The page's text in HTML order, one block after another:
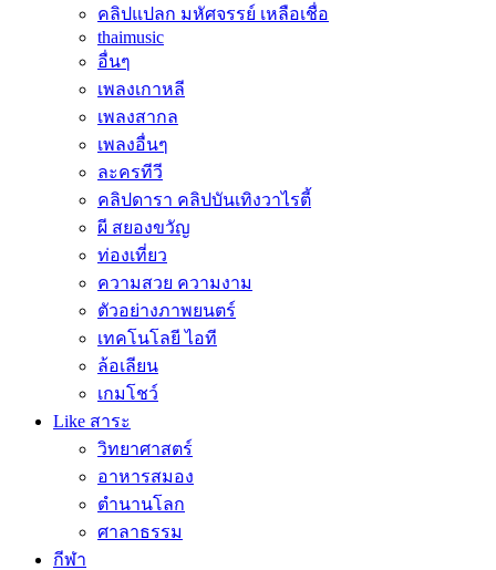
คลิปแปลก มหัศจรรย์ เหลือเชื่อ
thaimusic
อื่นๆ
เพลงเกาหลี
เพลงสากล
เพลงอื่นๆ
ละครทีวี
คลิปดารา คลิปบันเทิงวาไรตี้
ผี สยองขวัญ
ท่องเที่ยว
ความสวย ความงาม
ตัวอย่างภาพยนตร์
เทคโนโลยี ไอที
ล้อเลียน
เกมโชว์
Like สาระ
วิทยาศาสตร์
อาหารสมอง
ตำนานโลก
ศาลาธรรม
กีฬา